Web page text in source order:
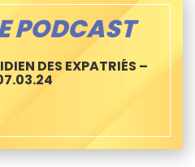
PODCAST
DES EXPATRIÉS –